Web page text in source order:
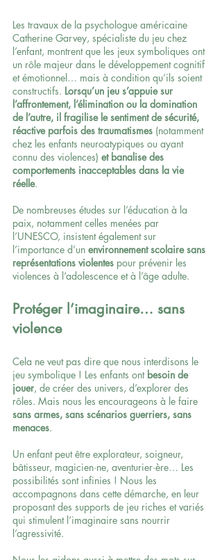
Les travaux de la psychologue américaine
Catherine Garvey, spécialiste du jeu chez
l’enfant, montrent que les jeux symboliques ont
un rôle majeur dans le développement cognitif
et émotionnel… mais à condition qu’ils soient
constructifs. Lorsqu’un jeu s’appuie sur
l’affrontement, l’élimination ou la domination
de l’autre, il fragilise le sentiment de sécurité,
réactive parfois des traumatismes (notamment
chez les enfants neuroatypiques ou ayant
connu des violences) et banalise des
comportements inacceptables dans la vie
réelle.
De nombreuses études sur l’éducation à la
paix, notamment celles menées par
l’UNESCO, insistent également sur
l’importance d’un environnement scolaire sans
représentations violentes pour prévenir les
violences à l’adolescence et à l’âge adulte.
Protéger l’imaginaire… sans
violence
Cela ne veut pas dire que nous interdisons le
jeu symbolique ! Les enfants ont besoin de
jouer, de créer des univers, d’explorer des
rôles. Mais nous les encourageons à le faire
sans armes, sans scénarios guerriers, sans
menaces.
Un enfant peut être explorateur, soigneur,
bâtisseur, magicien·ne, aventurier·ère… Les
possibilités sont infinies ! Nous les
accompagnons dans cette démarche, en leur
proposant des supports de jeu riches et variés
qui stimulent l’imaginaire sans nourrir
l’agressivité.